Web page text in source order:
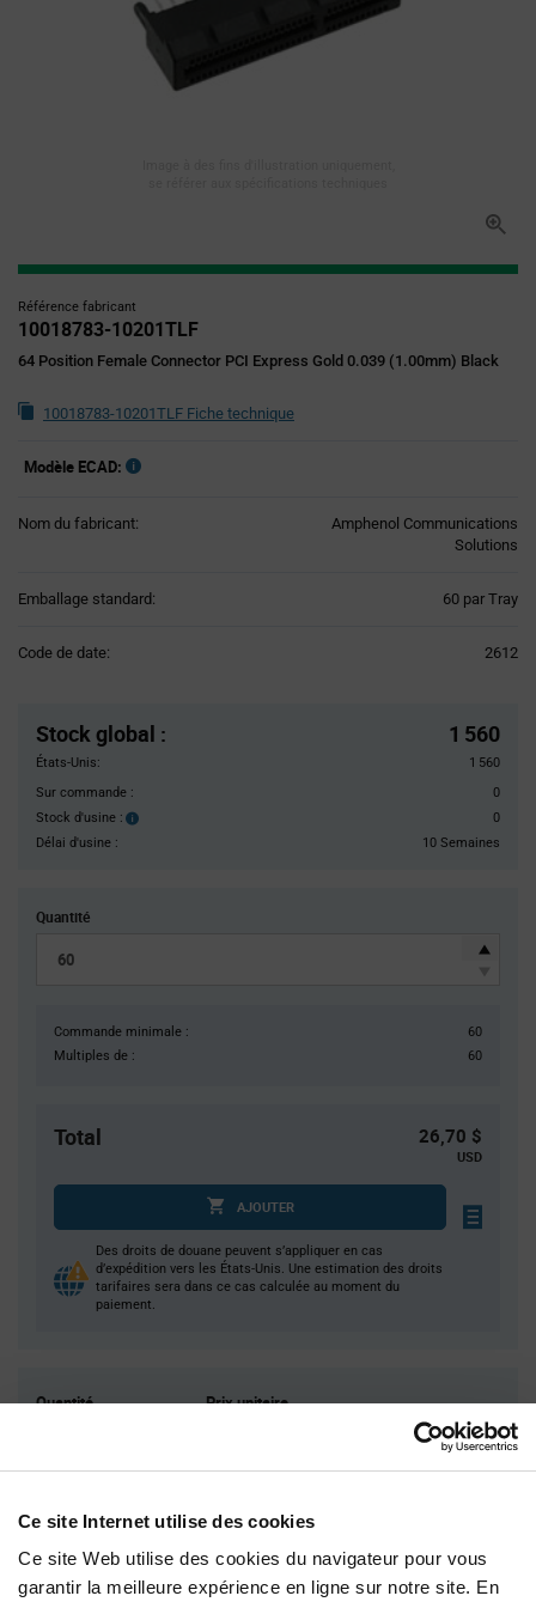
Ce site Internet utilise des cookies
Ce site Web utilise des cookies du navigateur pour vous
garantir la meilleure expérience en ligne sur notre site. En
Référence fabricant
10018783-10201TLF
64 Position Female Connector PCI Express Gold 0.039 (1.00mm) Black
10018783-10201TLF Fiche technique
Modèle ECAD:
Nom du fabricant:
Amphenol Communications
Solutions
Emballage standard: 60 par Tray
Code de date: 2612
Stock global : 1 560
États-Unis:
1 560
Sur commande :
0
Stock d'usine :
Stock
0
Délai d'usine :
10 Semaines
Quantité
Commande minimale :
60
Multiples de :
60
Total 26,70 $
USD
AJOUTER
Des droits de douane peuvent s’appliquer en cas
d’expédition vers les États-Unis. Une estimation des droits
tarifaires sera dans ce cas calculée au moment du
paiement.
Quantité Prix unitaire
240
$0.435
3 000+
$0.405